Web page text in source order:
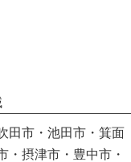
田市・池田市・箕面
・摂津市・豊中市・